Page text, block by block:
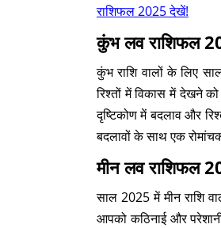
राशिफल 2025 देखें!
कुंभ लव राशिफल
कुंभ राशि वालों के लिए
रिश्तों में विकास में देखने
दृष्टिकोण में बदलाव और
बदलावों के साथ एक
मीन लव
साल 2025 में मीन राशि
आपको कठिनाई और